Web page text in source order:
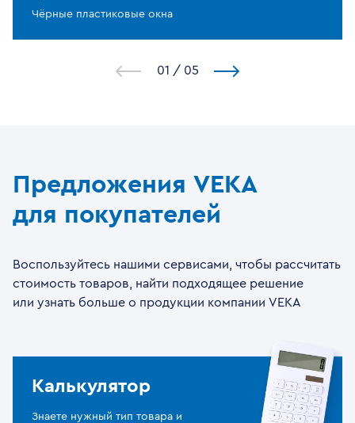
Чёрные пластиковые окна
1 / 5
Предложения VEKA
для покупателей
Воспользуйтесь нашими сервисами, чтобы рассчитать
стоимость товаров, найти подходящее решение
или узнать больше о продукции компании VEKA
Калькулятор
Знаете нужный тип товара и